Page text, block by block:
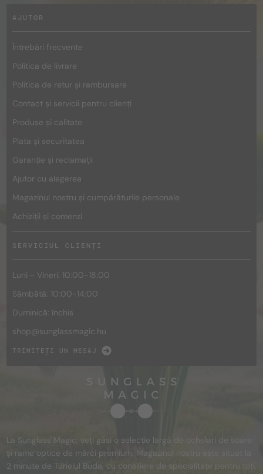
AJUTOR
Întrebări frecvente
Politica de livrare
Politica de retur și rambursare
Contact și servicii pentru clienți
Produse și calitate
Plata și securitatea
Garanție și reclamații
Ajutor cu alegerea
Magazinul nostru și cumpărăturile personale
Achiziții și comenzi
SERVICIUL CLIENȚI
Luni - Vineri: 10:00-18:00
Sâmbătă: 10:00-14:00
Duminică: închis
shop@sunglassmagic.hu
TRIMITEȚI UN MESAJ
La Sunglass Magic, veți găsi o selecție largă de ochelari de soare
și rame optice de mărci premium. Magazinul nostru este situat la
2 minute de Tunelul Buda, cu consiliere de specialitate pentru toți.